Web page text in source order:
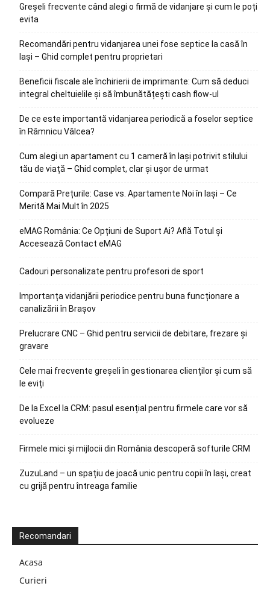
Greșeli frecvente când alegi o firmă de vidanjare și cum le poți
evita
Recomandări pentru vidanjarea unei fose septice la casă în
Iași – Ghid complet pentru proprietari
Beneficii fiscale ale închirierii de imprimante: Cum să deduci
integral cheltuielile și să îmbunătățești cash flow-ul
De ce este importantă vidanjarea periodică a foselor septice
în Râmnicu Vâlcea?
Cum alegi un apartament cu 1 cameră în Iași potrivit stilului
tău de viață – Ghid complet, clar și ușor de urmat
Compară Prețurile: Case vs. Apartamente Noi în Iași – Ce
Merită Mai Mult în 2025
eMAG România: Ce Opțiuni de Suport Ai? Află Totul și
Accesează Contact eMAG
Cadouri personalizate pentru profesori de sport
Importanța vidanjării periodice pentru buna funcționare a
canalizării în Brașov
Prelucrare CNC – Ghid pentru servicii de debitare, frezare și
gravare
Cele mai frecvente greșeli în gestionarea clienților și cum să
le eviți
De la Excel la CRM: pasul esențial pentru firmele care vor să
evolueze
Firmele mici și mijlocii din România descoperă softurile CRM
ZuzuLand – un spațiu de joacă unic pentru copii în Iași, creat
cu grijă pentru întreaga familie
Recomandari
Acasa
Curieri